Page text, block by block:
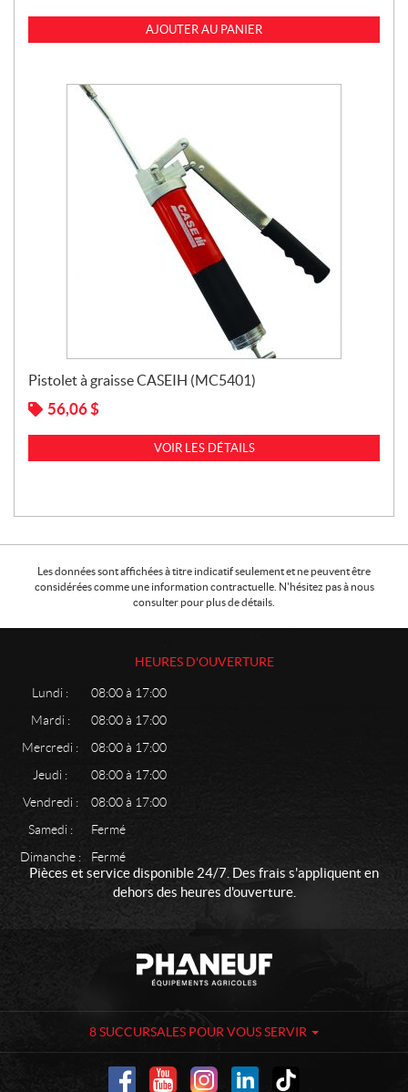
AJOUTER AU PANIER
Pistolet à graisse CASEIH (MC5401)
56,06$
VOIR LES DÉTAILS
Les données sont affichées à titre indicatif seulement et ne peuvent être
considérées comme une information contractuelle. N'hésitez pas à nous
consulter pour plus de détails.
HEURES D'OUVERTURE
Lundi :
08:00 à 17:00
Mardi :
08:00 à 17:00
Mercredi :
08:00 à 17:00
Jeudi :
08:00 à 17:00
Vendredi :
08:00 à 17:00
Samedi :
Fermé
Dimanche :
Fermé
Pièces et service disponible 24/7. Des frais s'appliquent en
dehors des heures d'ouverture.
t
c
n
u
8 SUCCURSALES POUR VOUS SERVIR